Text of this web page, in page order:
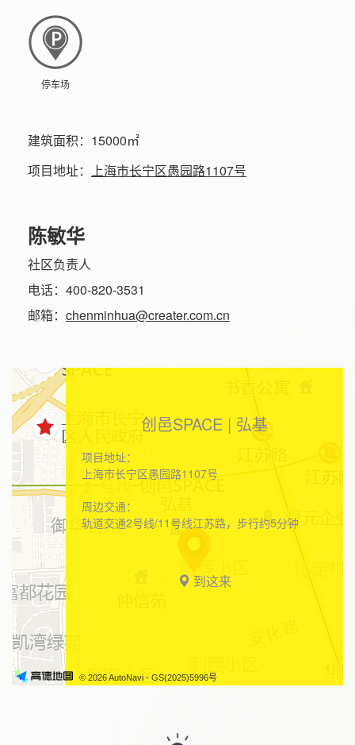
停车场
建筑面积： 15000㎡
项目地址：
上海市长宁区愚园路1107号
陈敏华
社区负责人
电话：400-820-3531
邮箱： chenminhua@creater.com.cn
© 2026 AutoNavi - GS(2025)5996号
创邑SPACE | 弘基
项目地址：
上海市长宁区愚园路1107号
周边交通：
轨道交通2号线/11号线江苏路，步行约5分钟
到这来